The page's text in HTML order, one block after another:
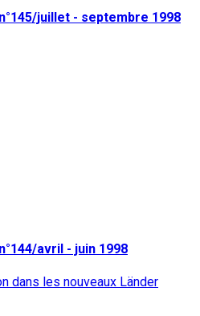
juillet - septembre 1998
avril - juin 1998
dans les nouveaux Länder